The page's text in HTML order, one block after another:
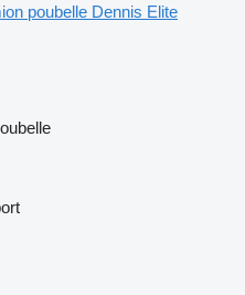
poubelle Dennis Elite